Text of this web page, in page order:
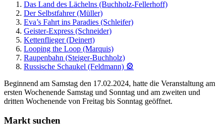
Das Land des Lächelns (Buchholz-Fellerhoff)
Der Selbstfahrer (Müller)
Eva’s Fahrt ins Paradies (Schleifer)
Geister-Express (Schneider)
Kettenflieger (Deinert)
Looping the Loop (Marquis)
Raupenbahn (Steiger-Buchholz)
Russische Schaukel (Feldmann) 🎡
Beginnend am Samstag den 17.02.2024, hatte die Veranstaltung am
ersten Wochenende Samstag und Sonntag und am zweiten und
dritten Wochenende von Freitag bis Sonntag geöffnet.
Markt suchen